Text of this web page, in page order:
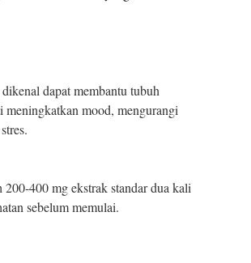
dapat membantu tubuh
meningkatkan mood, mengurangi
400 mg ekstrak standar dua kali
sebelum memulai.